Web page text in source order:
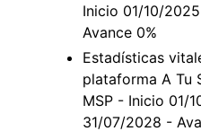
Inicio 01/10/
Avance 0%
Estadísticas
plataforma A Tu
MSP - Inicio 01/
31/07/2028 -